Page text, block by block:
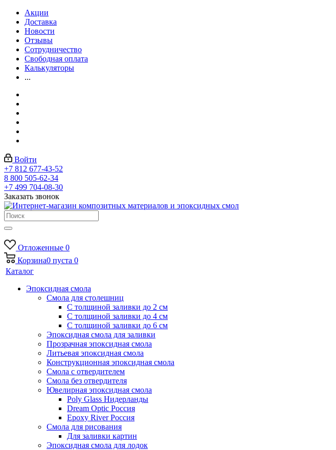
Акции
Доставка
Новости
Отзывы
Сотрудничество
Свободная оплата
Калькуляторы
...
Войти
+7 812 677-43-52
8 800 505-62-34
+7 499 704-08-30
Заказать звонок
Отложенные 0
Корзина0 пуста 0
Каталог
Эпоксидная смола
Смола для столешниц
С толщиной заливки до 2 см
С толщиной заливки до 4 см
С толщиной заливки до 6 см
Эпоксидная смола для заливки
Прозрачная эпоксидная смола
Литьевая эпоксидная смола
Конструкционная эпоксидная смола
Смола с отвердителем
Смола без отвердителя
Ювелирная эпоксидная смола
Poly Glass Нидерланды
Dream Optic Россия
Epoxy River Россия
Смола для рисования
Для заливки картин
Эпоксидная смола для лодок